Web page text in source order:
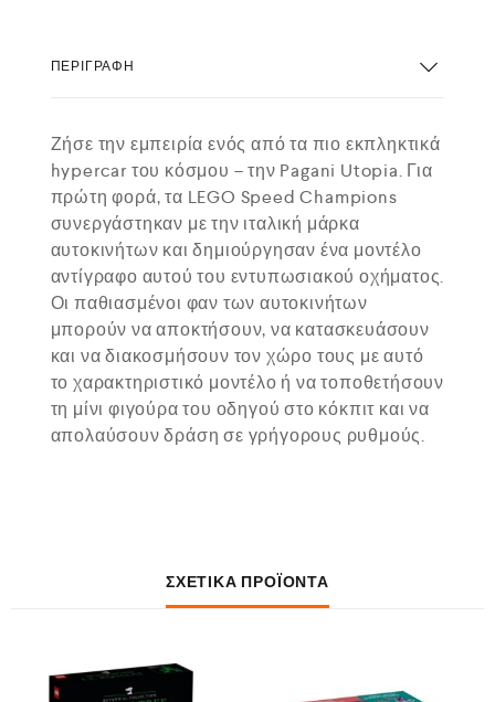
ΠΕΡΙΓΡΑΦΉ
Ζήσε την εμπειρία ενός από τα πιο εκπληκτικά
hypercar του κόσμου – την Pagani Utopia. Για
πρώτη φορά, τα LEGO Speed Champions
συνεργάστηκαν με την ιταλική μάρκα
αυτοκινήτων και δημιούργησαν ένα μοντέλο
αντίγραφο αυτού του εντυπωσιακού οχήματος.
Οι παθιασμένοι φαν των αυτοκινήτων
μπορούν να αποκτήσουν, να κατασκευάσουν
και να διακοσμήσουν τον χώρο τους με αυτό
το χαρακτηριστικό μοντέλο ή να τοποθετήσουν
τη μίνι φιγούρα του οδηγού στο κόκπιτ και να
απολαύσουν δράση σε γρήγορους ρυθμούς.
ΣΧΕΤΙΚΆ ΠΡΟΪΌΝΤΑ